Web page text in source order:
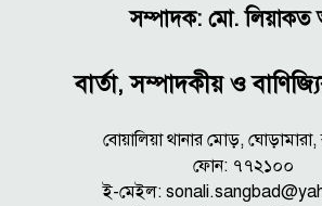
সম্পাদক: মো. লিয়াকত
বার্তা, সম্পাদকীয় ও
বোয়ালিয়া থানার মোড়, ঘোড়ামারা,
ফোন: ৭৭২১০০
ই-মেইল: